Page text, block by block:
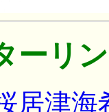
ーリ
居津